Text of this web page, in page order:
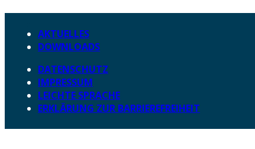
AKTUELLES
DOWNLOADS
DATENSCHUTZ
IMPRESSUM
LEICHTE SPRACHE
ERKLÄRUNG ZUR BARRIEREFREIHEIT